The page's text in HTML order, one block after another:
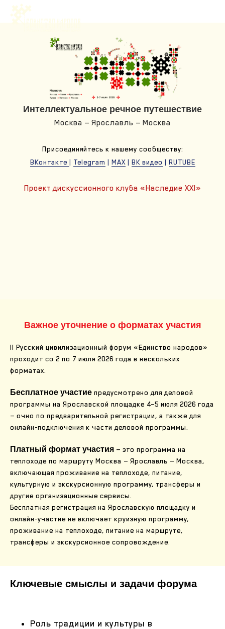
Интеллектуальное речное путешествие
Москва — Ярославль — Москва
Присоединяйтесь к нашему сообществу:
ВКонтакте | Telegram | MAX | ВК видео | RUTUBE
Проект дискуссионного клуба «Наследие XXI»
Важное уточнение о форматах участия
II Русский цивилизационный форум «Единство народов»
проходит со 2 по 7 июля 2026 года в нескольких
форматах.
Бесплатное участие предусмотрено для деловой
программы на Ярославской площадке 4–5 июля 2026 года
— очно по предварительной регистрации, а также для
онлайн-подключения к части деловой программы.
Платный формат участия — это программа на
теплоходе по маршруту Москва — Ярославль — Москва,
включающая проживание на теплоходе, питание,
культурную и экскурсионную программу, трансферы и
другие организационные сервисы.
Бесплатная регистрация на Ярославскую площадку и
онлайн-участие не включает круизную программу,
проживание на теплоходе, питание на маршруте,
трансферы и экскурсионное сопровождение.
Ключевые смыслы и задачи форума
Роль традиции и культуры в